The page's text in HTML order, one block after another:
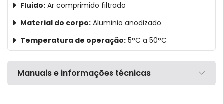
Fluido: Ar comprimido filtrado
Material do corpo: Alumínio anodizado
Temperatura de operação: 5°C a 50°C
Manuais e informações técnicas